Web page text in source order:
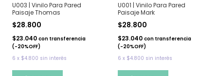
U003 | Vinilo Para Pared
Paisaje Thomas
$28.800
$23.040 con transferencia
(-20%OFF)
6 x $4.800 sin interés
U001 | Vinilo Para Pared
Paisaje Mark
$28.800
$23.040 con transferencia
(-20%OFF)
6 x $4.800 sin interés